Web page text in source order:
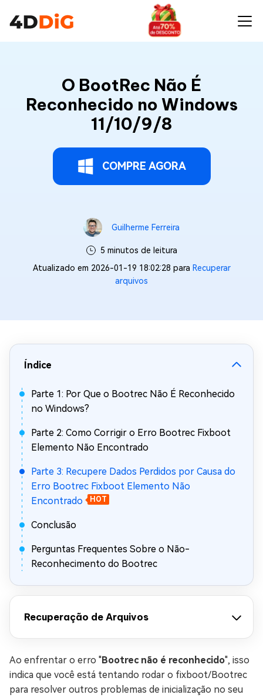
O BootRec Não É
Reconhecido no Windows
11/10/9/8
COMPRE AGORA
Guilherme Ferreira
5 minutos de leitura
Atualizado em 2026-01-19 18:02:28 para Recuperar
arquivos
Índice
Parte 1: Por Que o Bootrec Não É Reconhecido
no Windows?
Parte 2: Como Corrigir o Erro Bootrec Fixboot
Elemento Não Encontrado
Parte 3: Recupere Dados Perdidos por Causa do
Erro Bootrec Fixboot Elemento Não
Encontrado
HOT
Conclusão
Perguntas Frequentes Sobre o Não-
Reconhecimento do Bootrec
Recuperação de Arquivos
Ao enfrentar o erro "Bootrec não é reconhecido", isso
indica que você está tentando rodar o fixboot/Bootrec
para resolver outros problemas de inicialização no seu